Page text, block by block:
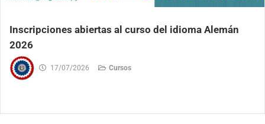
Inscripciones abiertas al curso del idioma Alemán
2026
17/07/2026 Cursos